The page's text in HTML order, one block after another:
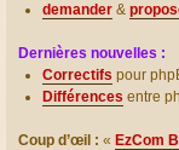
demander &
Dernières nouvelles :
Correctifs pour
Différences entre
Coup d’œil : « EzCom